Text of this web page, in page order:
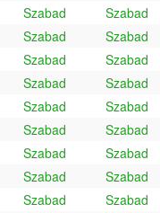
Szabad
Szabad
Szabad
Szabad
Szabad
Szabad
Szabad
Szabad
Szabad
Szabad
Szabad
Szabad
Szabad
Szabad
Szabad
Szabad
Szabad
Szabad